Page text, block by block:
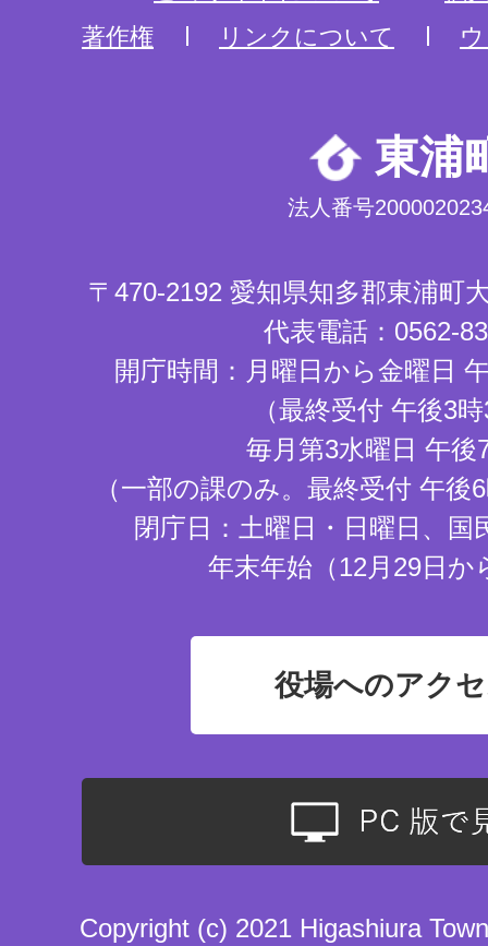
著作権
リンクについて
東浦
法人番号
〒470-2192 愛知県知多郡東浦町
代表電話：0562-
開庁時間：月曜日から金曜日
（最終受付 午後3
毎月第3水曜日 午後
（一部の課のみ。最終受付 午
閉庁日：土曜日・日曜日、国
年末年始（12月29日か
役場へのアク
Copyright (c) 2021 Higashiura